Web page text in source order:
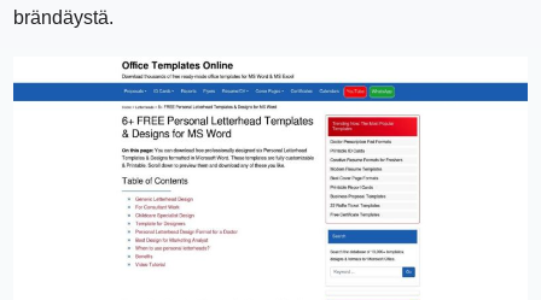
brändäystä.